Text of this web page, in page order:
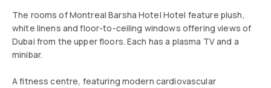
The rooms of Montreal Barsha Hotel Hotel feature plush,
white linens and floor-to-ceiling windows offering views of
Dubai from the upper floors. Each has a plasma TV and a
minibar.
A fitness centre, featuring modern cardiovascular